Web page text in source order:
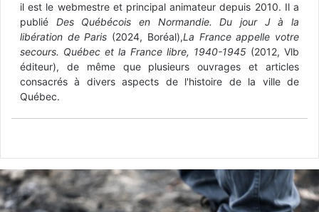
il est le webmestre et principal animateur depuis 2010. Il a
publié Des Québécois en Normandie. Du jour J à la
libération de Paris (2024, Boréal),La France appelle votre
secours. Québec et la France libre, 1940-1945 (2012, Vlb
éditeur), de même que plusieurs ouvrages et articles
consacrés à divers aspects de l'histoire de la ville de
Québec.